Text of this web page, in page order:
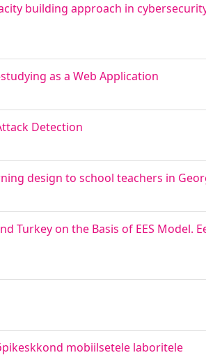
building approach in
as a Web Application
Detection
design to school teachers in
Turkey on the Basis of EES Model.
mobiilsetele laboritele